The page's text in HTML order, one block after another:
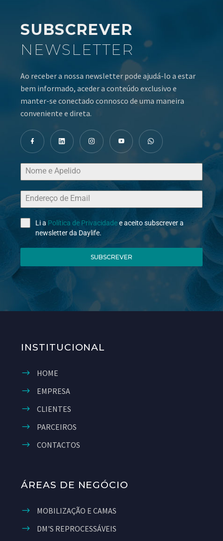
SUBSCREVER
NEWSLETTER
Ao receber a nossa newsletter pode ajudá-lo a estar
bem informado, aceder a conteúdo exclusivo e
manter-se conectado connosco de uma maneira
conveniente e direta.
Li a Política de Privacidadee aceito subscrever a
newsletter da Daylife.
SUBSCREVER
INSTITUCIONAL
HOME
EMPRESA
CLIENTES
PARCEIROS
CONTACTOS
ÁREAS DE NEGÓCIO
MOBILIZAÇÃO E CAMAS
DM'S REPROCESSÁVEIS